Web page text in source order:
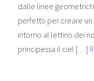
dalle linee
perfetto per creare
intorno al lettino dei
principessa il ciel […]